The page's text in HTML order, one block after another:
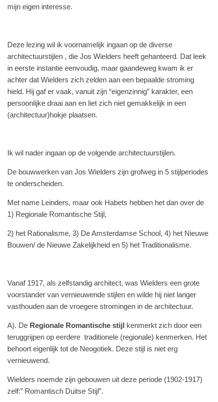
mijn eigen interesse.
Deze lezing wil ik voornamelijk ingaan op de diverse
architectuurstijlen , die Jos Wielders heeft gehanteerd. Dat leek
in eerste instantie eenvoudig, maar gaandeweg kwam ik er
achter dat Wielders zich zelden aan een bepaalde stroming
hield. Hij gaf er vaak, vanuit zijn “eigenzinnig” karakter, een
persoonlijke draai aan en liet zich niet gemakkelijk in een
(architectuur)hokje plaatsen.
Ik wil nader ingaan op de volgende architectuurstijlen.
De bouwwerken van Jos Wielders zijn grofweg in 5 stijlperiodes
te onderscheiden.
Met name Leinders, maar ook Habets hebben het dan over de
1) Regionale Romantische Stijl,
2) het Rationalisme, 3) De Amsterdamse School, 4) het Nieuwe
Bouwen/ de Nieuwe Zakelijkheid en 5) het Traditionalisme.
Vanaf 1917, als zelfstandig architect, was Wielders een grote
voorstander van vernieuwende stijlen en wilde hij niet langer
vasthouden aan de vroegere stromingen in de architectuur.
A). De Regionale Romantische stijl kenmerkt zich door een
teruggrijpen op eerdere traditionele (regionale) kenmerken. Het
behoort eigenlijk tot de Neogotiek. Deze stijl is niet erg
vernieuwend.
Wielders noemde zijn gebouwen uit deze periode (1902-1917)
zelf:” Romantisch Duitse Stijl”.